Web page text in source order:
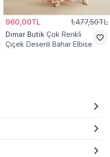
960,00TL 1.477,50TL
Dimar Butik Çok Renkli
Çiçek Desenli Bahar Elbise